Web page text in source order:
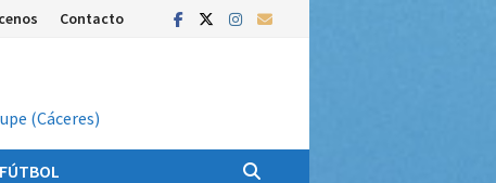
Contacto
(Cáceres)